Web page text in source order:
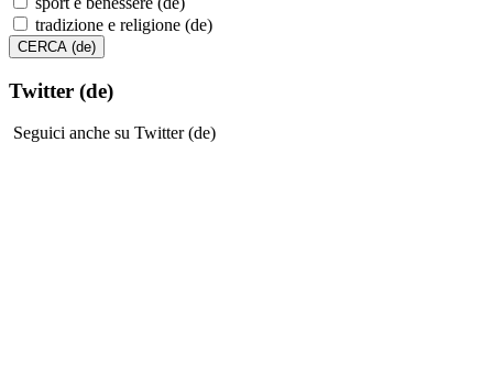
tradizione e religione (de)
Twitter (de)
Seguici anche su Twitter (de)